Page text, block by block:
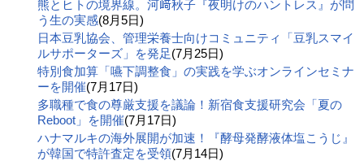
熊とヒトの境界線。河﨑秋子『夜明けのハントレス』が問
う生の実感(8月5日)
日本豆乳協会、管理栄養士向けコミュニティ「豆乳スマイ
ルサポーターズ」を発足(7月25日)
特別食加算「嚥下調整食」の実践を学ぶオンラインセミナ
ーを開催(7月17日)
多職種で食の尊厳支援を議論！新宿食支援研究会「夏の
Reboot」を開催(7月17日)
ハナマルキの海外展開が加速！『酵母発酵液体塩こうじ』
が韓国で特許査定を受領(7月14日)